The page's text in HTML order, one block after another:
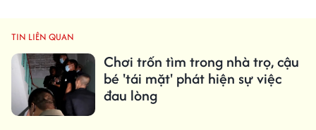
TIN LIÊN QUAN
Chơi trốn tìm trong nhà trọ, cậu
bé 'tái mặt' phát hiện sự việc
đau lòng